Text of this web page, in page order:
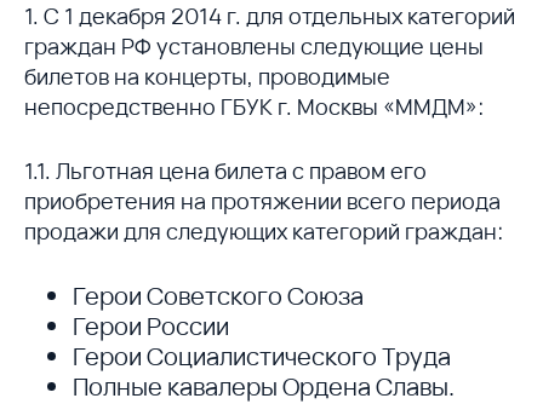
1. С 1 декабря 2014 г. для отдельных категорий
граждан РФ установлены следующие цены
билетов на концерты, проводимые
непосредственно ГБУК г. Москвы «ММДМ»:
1.1. Льготная цена билета с правом его
приобретения на протяжении всего периода
продажи для следующих категорий граждан:
Герои Советского Союза
Герои России
Герои Социалистического Труда
Полные кавалеры Ордена Славы.